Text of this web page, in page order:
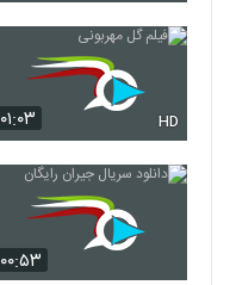
۰۱:۰۳ HD
۰۰:۵۳